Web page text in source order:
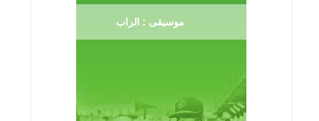
موسيقى : الراب